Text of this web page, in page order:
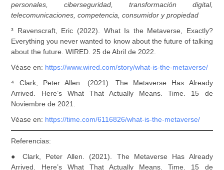
personales, ciberseguridad, transformación digital,
telecomunicaciones, competencia, consumidor y propiedad
³ Ravenscraft, Eric (2022). What Is the Metaverse, Exactly?
Everything you never wanted to know about the future of talking
about the future. WIRED. 25 de Abril de 2022.
Véase en: https://www.wired.com/story/what-is-the-metaverse/
⁴ Clark, Peter Allen. (2021). The Metaverse Has Already
Arrived. Here’s What That Actually Means. Time. 15 de
Noviembre de 2021.
Véase en: https://time.com/6116826/what-is-the-metaverse/
Referencias:
● Clark, Peter Allen. (2021). The Metaverse Has Already
Arrived. Here’s What That Actually Means. Time. 15 de